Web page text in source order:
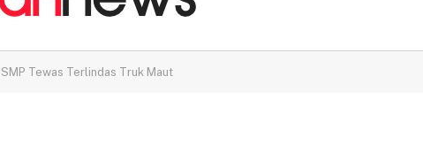
Tewas Terlindas Truk Maut